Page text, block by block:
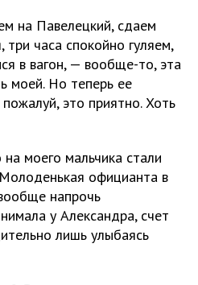
на Павелецкий, сдаем
часа спокойно гуляем,
в вагон, — вообще-то, эта
моей. Но теперь ее
это приятно. Хоть
моего мальчика стали
официанта в
напрочь
у Александра, счет
лишь улыбаясь